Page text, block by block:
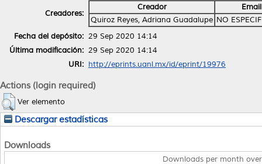
Creadores:
Creador
Email
Quiroz Reyes, Adriana Guadalupe NO
Fecha del depósito: 29 Sep 2020 14:14
Última modificación: 29 Sep 2020 14:14
URI: http://eprints.uanl.mx/id/eprint/19976
Actions (login required)
Ver elemento
Descargar estadísticas
Downloads
Downloads per month